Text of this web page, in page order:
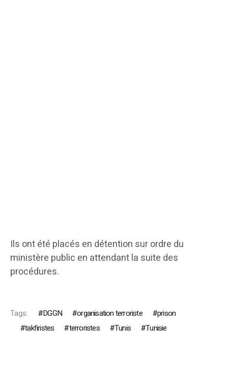
Ils ont été placés en détention sur ordre du
ministère public en attendant la suite des
procédures.
Tags: DGGN organisation terroriste
prison
takfiristes
terroristes Tunis Tunisie